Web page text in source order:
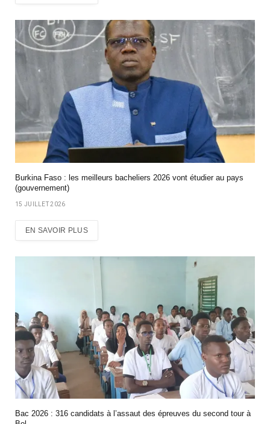
Burkina Faso : les meilleurs bacheliers 2026 vont étudier au pays
(gouvernement)
15 JUILLET 2026
EN SAVOIR PLUS
Bac 2026 : 316 candidats à l’assaut des épreuves du second tour à